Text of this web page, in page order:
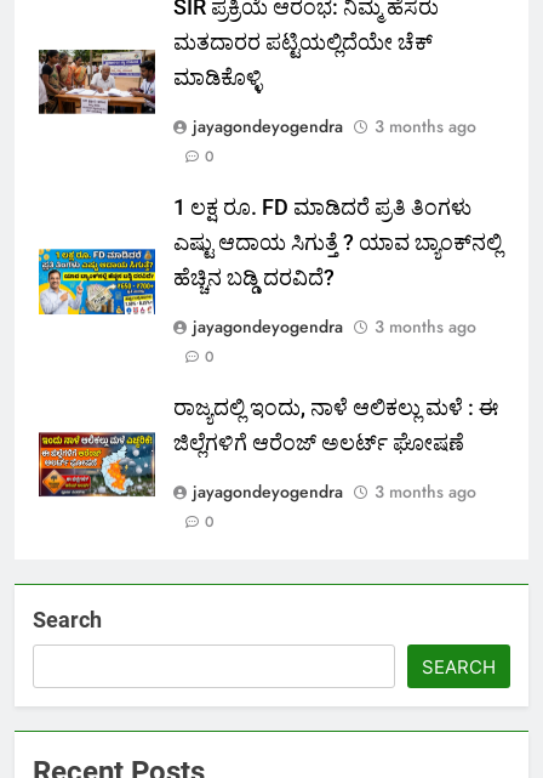
SIR ಪ್ರಕ್ರಿಯೆ ಆರಂಭ: ನಿಮ್ಮ ಹೆಸರು
ಮತದಾರರ ಪಟ್ಟಿಯಲ್ಲಿದೆಯೇ ಚೆಕ್
ಮಾಡಿಕೊಳ್ಳಿ
jayagondeyogendra
3 months ago
0
1 ಲಕ್ಷ ರೂ. FD ಮಾಡಿದರೆ ಪ್ರತಿ ತಿಂಗಳು
ಎಷ್ಟು ಆದಾಯ ಸಿಗುತ್ತೆ ? ಯಾವ ಬ್ಯಾಂಕ್‌ನಲ್ಲಿ
ಹೆಚ್ಚಿನ ಬಡ್ಡಿ ದರವಿದೆ?
jayagondeyogendra
3 months ago
0
ರಾಜ್ಯದಲ್ಲಿ ಇಂದು, ನಾಳೆ ಆಲಿಕಲ್ಲು ಮಳೆ : ಈ
ಜಿಲ್ಲೆಗಳಿಗೆ ಆರೆಂಜ್ ಅಲರ್ಟ್ ಘೋಷಣೆ
jayagondeyogendra
3 months ago
0
Search
SEARCH